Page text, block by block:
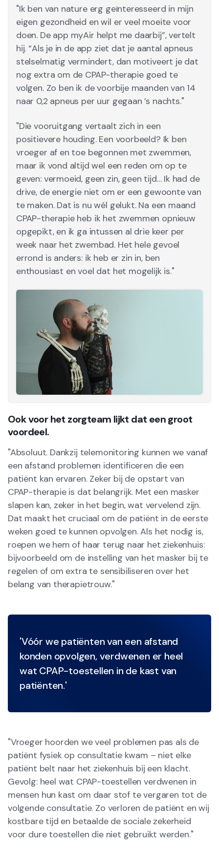
"Ik ben van nature erg geïnteresseerd in mijn
eigen gezondheid en wil er veel moeite voor
doen. De app myAir helpt me daarbij”, vertelt
hij. “Als je in de app ziet dat je aantal apneus
stelselmatig vermindert, dan motiveert je dat
nog extra om de CPAP-therapie goed te
volgen. Zo ben ik de voorbije maanden van 14
naar 0,2 apneus per uur gegaan ’s nachts."
"Die vooruitgang vertaalt zich in een
positievere houding. Een voorbeeld? Ik ben
vroeger af en toe begonnen met zwemmen,
maar ik vond altijd wel een reden om op te
geven: vermoeid, geen zin, geen tijd… Ik had de
drive, de energie niet om er een gewoonte van
te maken. Dat is nu wél gelukt. Na een maand
CPAP-therapie heb ik het zwemmen opnieuw
opgepikt, en ik ga intussen al drie keer per
week naar het zwembad. Het hele gevoel
errond is anders: ik heb er zin in, ben
enthousiast en voel dat het mogelijk is."
Ook voor het zorgteam lijkt dat een groot
voordeel.
"Absoluut. Dankzij telemonitoring kunnen we vanaf
een afstand problemen identificeren die een
patiënt kan ervaren. Zeker bij de opstart van
CPAP-therapie is dat belangrijk. Met een masker
slapen kan, zeker in het begin, wat vervelend zijn.
Dat maakt het cruciaal om de patiënt in de eerste
weken goed te kunnen opvolgen. Als het nodig is,
roepen we hem of haar terug naar het ziekenhuis:
bijvoorbeeld om de instelling van het masker bij te
regelen of om extra te sensibiliseren over het
belang van therapietrouw."
'Vóór we patiënten van een afstand
konden opvolgen, verdwenen er heel
wat CPAP-toestellen in de kast van
patiënten.'
"Vroeger hoorden we veel problemen pas als de
patiënt fysiek op consultatie kwam – niet elke
patiënt belt naar het ziekenhuis bij een klacht.
Gevolg: heel wat CPAP-toestellen verdwenen in
mensen hun kast om daar stof te vergaren tot de
volgende consultatie. Zo verloren de patiënt en wij
kostbare tijd en betaalde de sociale zekerheid
voor dure toestellen die niet gebruikt werden."